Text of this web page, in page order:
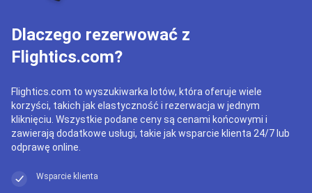
Dlaczego rezerwować z
Flightics.com?
Flightics.com to wyszukiwarka lotów, która oferuje wiele
korzyści, takich jak elastyczność i rezerwacja w jednym
kliknięciu. Wszystkie podane ceny są cenami końcowymi i
zawierają dodatkowe usługi, takie jak wsparcie klienta 24/7 lub
odprawę online.
Wsparcie klienta